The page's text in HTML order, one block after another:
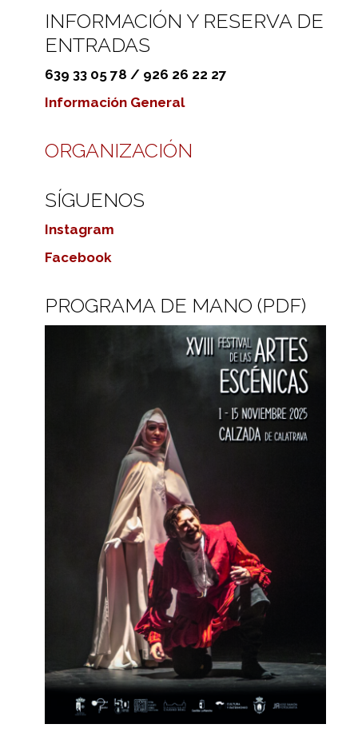
INFORMACIÓN Y RESERVA DE
ENTRADAS
639 33 05 78 / 926 26 22 27
Información General
ORGANIZACIÓN
SÍGUENOS
Instagram
Facebook
PROGRAMA DE MANO (PDF)